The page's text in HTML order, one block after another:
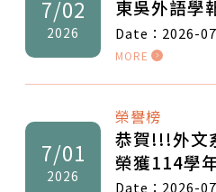
7/02
2026
東吳外語學
Date：2026-
MORE
7/01
2026
榮譽榜
恭賀!!!外文
榮獲114學
Date：2026-